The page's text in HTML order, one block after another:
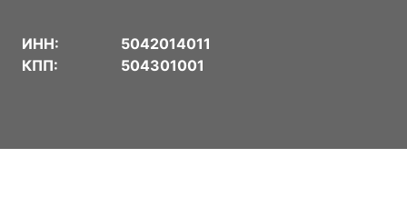
ИНН:
5042014011
КПП:
504301001